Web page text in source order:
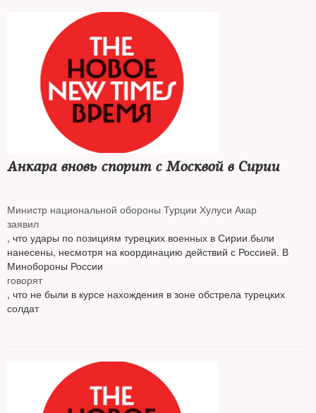
Анкара вновь спорит с Москвой в Сирии
Министр национальной обороны Турции Хулуси Акар
заявил
, что удары по позициям турецких военных в Сирии были
нанесены, несмотря на координацию действий с Россией. В
Минобороны России
говорят
, что не были в курсе нахождения в зоне обстрела турецких
солдат